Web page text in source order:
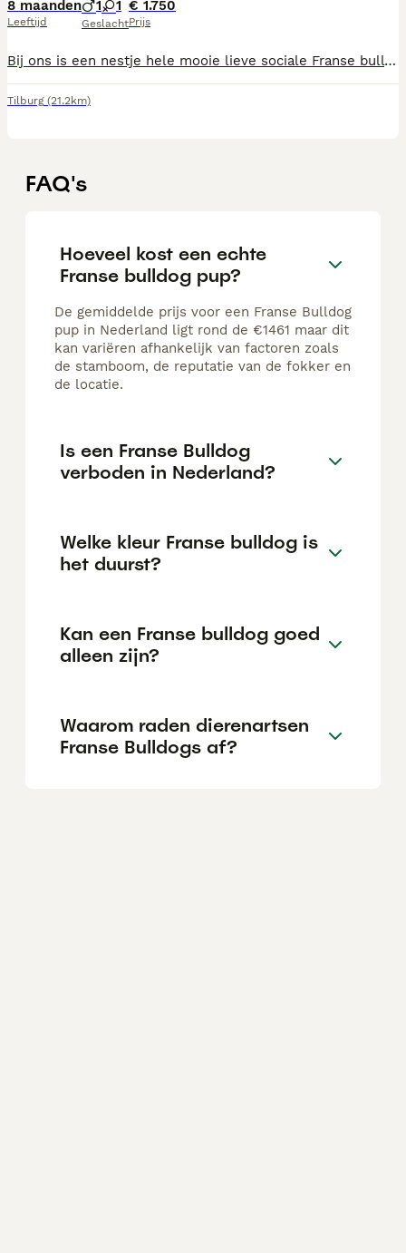
8 maanden
Leeftijd
1 1
Geslacht
€ 1.750
Prijs
Bij ons is een nestje hele mooie lieve sociale Franse bull pups geboren op 22-11-2025 We zijn bijna klaar om na ons nieuwe huisje te gaan waar we net zo verwend worden als dat we nu worden Als we naar ons nieuwe huisje gaan zijn we geënt volgens schema en hebben we een chip met Europees paspoort Ook zijn we ontwormd bij de 2 , 4 en 6 weken Voor we gaan krijgen we nog een ontwormingskuur Onze mama is aanwezig en vind het leuk als je naar haar pups komt kijken en vind het fijn om dan ook een aai over haar bol te krijgen Omdat we al best slim zijn is ons vrouwtje bezig met ons om te leren wennen aan het plasmatje En aan de dagelijkse geluiden zoals stofzuiger deurbel en dergelijke Ben je nieuwsgierig naar ons geworden of wil je meer info neem dan contact op met ons vrouwtje en zei kan nog veel meer over ons vertellen Wij zijn twee reutjes en twee teefjes 1 reutje en een teefje hebben al een warm huis twee nog niet Voor vragen mag je me vrouwtje een bericht sturen als u ons wilt kopen dan krijg met het verlaten van het nesje een tasje met spulletjes voor het hondje en een knuffeltje van het nest geur
Tilburg (21.2km)
FAQ's
Hoeveel kost een echte
Franse bulldog pup?
De gemiddelde prijs voor een Franse Bulldog
pup in Nederland ligt rond de €1461 maar dit
kan variëren afhankelijk van factoren zoals
de stamboom, de reputatie van de fokker en
de locatie.
Is een Franse Bulldog
verboden in Nederland?
Welke kleur Franse bulldog is
het duurst?
Kan een Franse bulldog goed
alleen zijn?
Waarom raden dierenartsen
Franse Bulldogs af?